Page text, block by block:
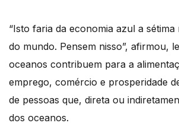
“Isto faria da economia azul a
do mundo. Pensem nisso”, afirmou,
oceanos contribuem para a
emprego, comércio e prosperidade
de pessoas que, direta ou
dos oceanos.